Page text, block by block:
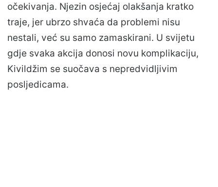
očekivanja. Njezin osjećaj olakšanja kratko
traje, jer ubrzo shvaća da problemi nisu
nestali, već su samo zamaskirani. U svijetu
gdje svaka akcija donosi novu komplikaciju,
Kivildžim se suočava s nepredvidljivim
posljedicama.